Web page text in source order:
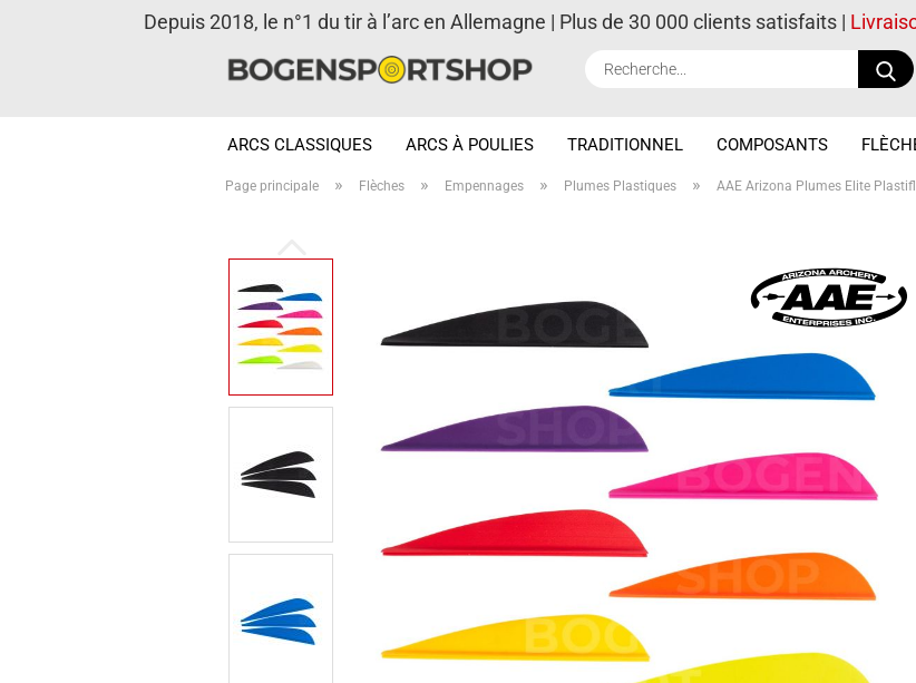
Depuis 2018, le n°1 du tir à l’arc en Allemagne | Plus de 30 000 clients satisfaits |
ARCS CLASSIQUES ARCS À POULIES TRADITIONNEL COMPOSANTS
Page principale » Flèches » Empennages » Plumes Plastiques » AAE Arizona Plumes Elite